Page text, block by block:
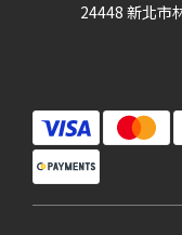
24448 新北市